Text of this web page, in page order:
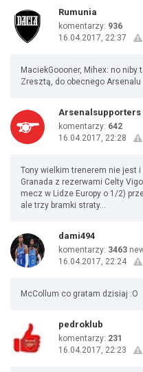
Rumunia
komentarzy: 936
16.04.2017, 22:37
MaciekGoooner, Mihex: no
Zresztą, do obecnego Arsenalu
Arsenalsupporters
komentarzy: 642
16.04.2017, 22:28
Tony wielkim trenerem nie jest
Granada z rezerwami Celty
mecz w Lidze Europy o 1/2)
ale trzy bramki straty...
dami494
komentarzy: 3463
16.04.2017, 22:24
McCollum co gratam dzisiaj :O
pedroklub
komentarzy: 231
16.04.2017, 22:23